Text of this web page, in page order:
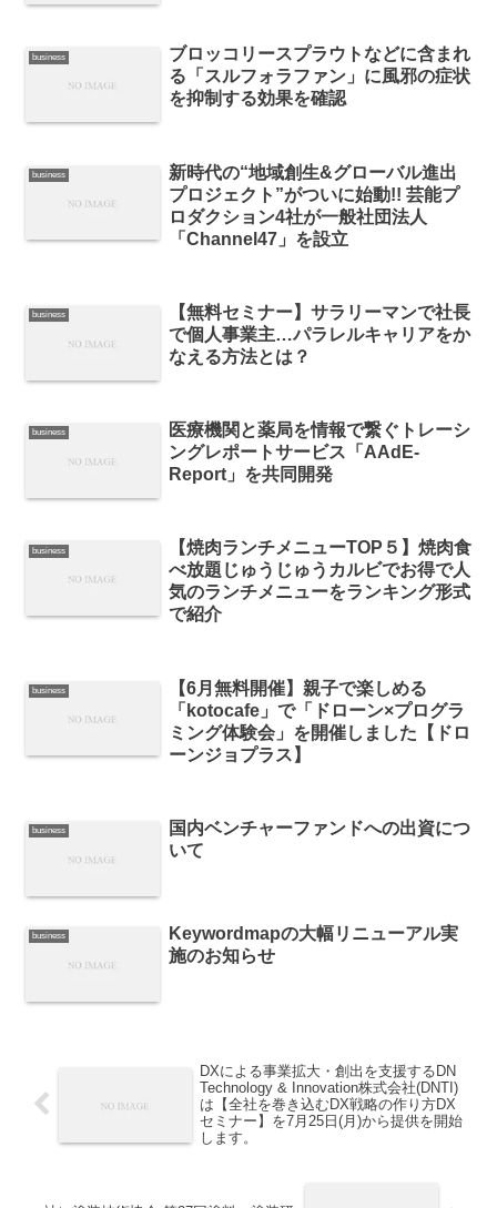
business
ブロッコリースプラウトなどに含まれ
る「スルフォラファン」に風邪の症状
を抑制する効果を確認
business
新時代の“地域創生&グローバル進出
プロジェクト”がついに始動!! 芸能プ
ロダクション4社が一般社団法人
「Channel47」を設立
business
【無料セミナー】サラリーマンで社長
で個人事業主…パラレルキャリアをか
なえる方法とは？
business
医療機関と薬局を情報で繋ぐトレーシ
ングレポートサービス「AAdE-
Report」を共同開発
business
【焼肉ランチメニューTOP５】焼肉食
べ放題じゅうじゅうカルビでお得で人
気のランチメニューをランキング形式
で紹介
business
【6月無料開催】親子で楽しめる
「kotocafe」で「ドローン×プログラ
ミング体験会」を開催しました【ドロ
ーンジョプラス】
business
国内ベンチャーファンドへの出資につ
いて
business
Keywordmapの大幅リニューアル実
施のお知らせ
DXによる事業拡大・創出を支援するDN
Technology & Innovation株式会社(DNTI)
は【全社を巻き込むDX戦略の作り方DX
セミナー】を7月25日(月)から提供を開始
します。